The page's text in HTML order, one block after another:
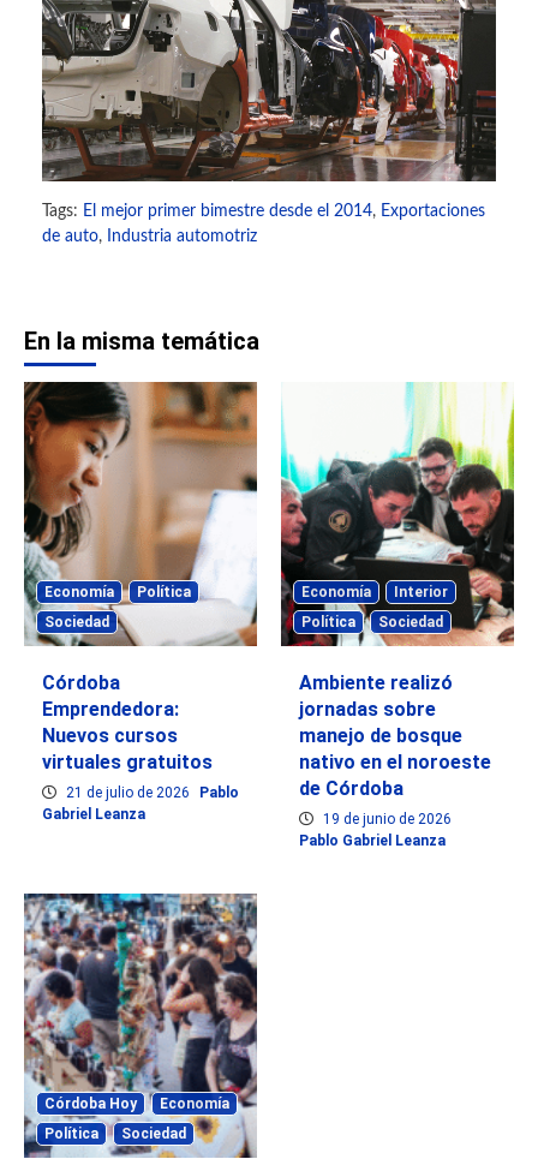
Tags: El mejor primer bimestre desde el 2014, Exportaciones
de auto, Industria automotriz
En la misma temática
Economía
Política
Sociedad
Córdoba
Emprendedora:
Nuevos cursos
virtuales gratuitos
21 de julio de 2026
Pablo
Gabriel Leanza
Economía
Interior
Política
Sociedad
Ambiente realizó
jornadas sobre
manejo de bosque
nativo en el noroeste
de Córdoba
19 de junio de 2026
Pablo Gabriel Leanza
Córdoba Hoy
Economía
Política
Sociedad